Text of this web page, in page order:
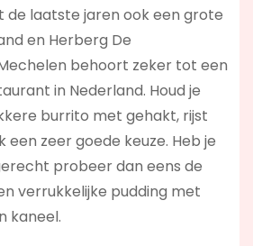
de laatste jaren ook een grote
en Herberg De
behoort zeker tot een
in Nederland. Houd je
burrito met gehakt, rijst
een zeer goede keuze. Heb je
probeer dan eens de
verrukkelijke pudding met
kaneel.